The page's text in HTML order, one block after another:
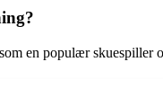
en populær skuespiller